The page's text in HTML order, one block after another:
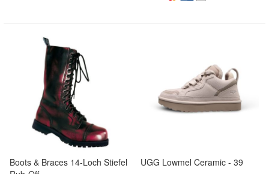
Boots & Braces 14-Loch Stiefel
UGG Lowmel Ceramic - 39